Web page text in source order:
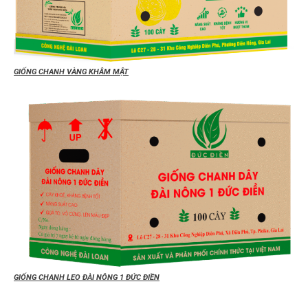
GIỐNG CHANH VÀNG KHÂM MẬT
GIỐNG CHANH LEO ĐÀI NÔNG 1 ĐỨC ĐIỀN